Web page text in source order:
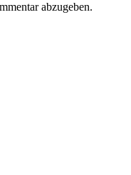
abzugeben.